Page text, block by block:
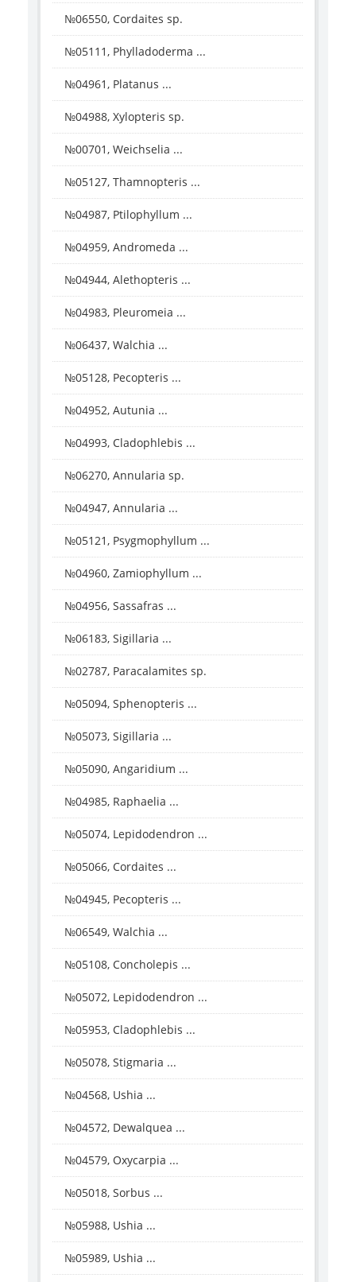
№06550, Cordaites sp.
№05111, Phylladoderma ...
№04961, Platanus ...
№04988, Xylopteris sp.
№00701, Weichselia ...
№05127, Thamnopteris ...
№04987, Ptilophyllum ...
№04959, Andromeda ...
№04944, Alethopteris ...
№04983, Pleuromeia ...
№06437, Walchia ...
№05128, Pecopteris ...
№04952, Autunia ...
№04993, Cladophlebis ...
№06270, Annularia sp.
№04947, Annularia ...
№05121, Psygmophyllum ...
№04960, Zamiophyllum ...
№04956, Sassafras ...
№06183, Sigillaria ...
№02787, Paracalamites sp.
№05094, Sphenopteris ...
№05073, Sigillaria ...
№05090, Angaridium ...
№04985, Raphaelia ...
№05074, Lepidodendron ...
№05066, Cordaites ...
№04945, Pecopteris ...
№06549, Walchia ...
№05108, Concholepis ...
№05072, Lepidodendron ...
№05953, Cladophlebis ...
№05078, Stigmaria ...
№04568, Ushia ...
№04572, Dewalquea ...
№04579, Oxycarpia ...
№05018, Sorbus ...
№05988, Ushia ...
№05989, Ushia ...